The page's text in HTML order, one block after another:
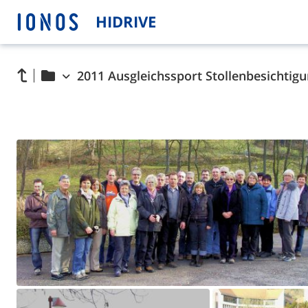
HIDRIVE
2011 Ausgleichssport